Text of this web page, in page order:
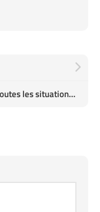
Qwidam, une app pour l'alerte et toutes les situations d'urgence, entre citoyens à proximité